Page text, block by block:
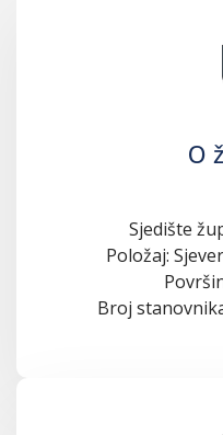
O
Sjedište
Položaj:
Broj